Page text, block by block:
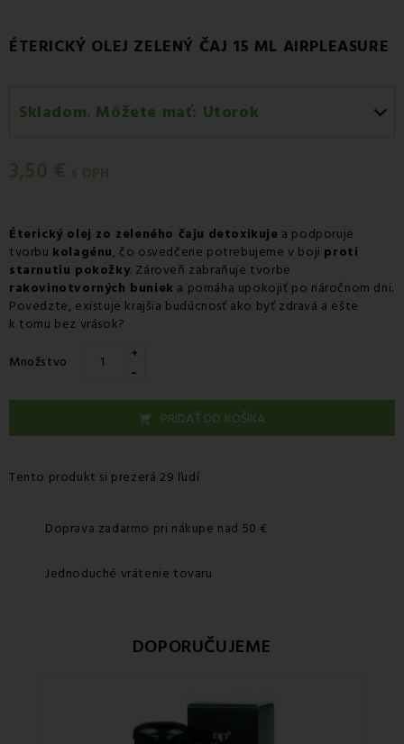
ÉTERICKÝ OLEJ ZELENÝ ČAJ 15 ML AIRPLEASURE
Skladom. Môžete mať: Utorok
Utorok 11.08
Utorok 11.08 -Osobný odber v odbernom mieste GLS
Streda 12.08 - Packeta doručenie kuriérom na adresu
3,50 € s DPH
Éterický olej zo zeleného čaju detoxikuje a podporuje
tvorbu kolagénu, čo osvedčene potrebujeme v boji proti
starnutiu pokožky. Zároveň zabraňuje tvorbe
rakovinotvorných buniek a pomáha upokojiť po náročnom dni.
Povedzte, existuje krajšia budúcnosť ako byť zdravá a ešte
k tomu bez vrások?
Množstvo +
-
 PRIDAŤ DO KOŠÍKA
Tento produkt si prezerá 29 ľudí
Doprava zadarmo pri nákupe nad 50 €
Jednoduché vrátenie tovaru
DOPORUČUJEME